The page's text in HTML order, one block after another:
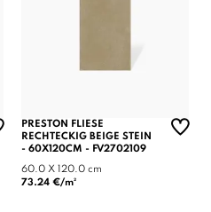
PRESTON FLIESE
RECHTECKIG BEIGE STEIN
- 60X120CM - FV2702109
60.0 X 120.0 cm
73.24 €/m²